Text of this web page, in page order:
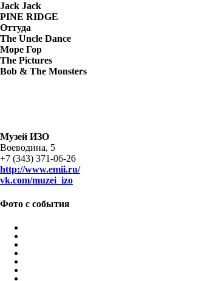
Jack Jack
PINE RIDGE
Оттуда
The Uncle Dance
Море Гор
The Pictures
Bob & The Monsters
Музей ИЗО
Воеводина, 5
+7 (343) 371-06-26
http://www.emii.ru/
vk.com/muzei_izo
Фото с события